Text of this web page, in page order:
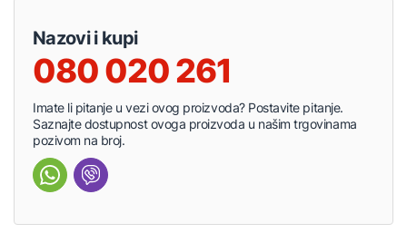
Nazovi i kupi
080 020 261
Imate li pitanje u vezi ovog proizvoda? Postavite pitanje.
Saznajte dostupnost ovoga proizvoda u našim trgovinama
pozivom na broj.